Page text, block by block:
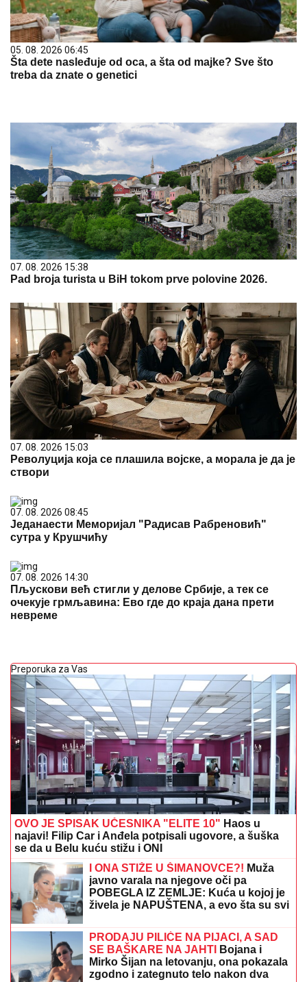
05. 08. 2026 06:45
Šta dete nasleđuje od oca, a šta od majke? Sve što
treba da znate o genetici
07. 08. 2026 15:38
Pad broja turista u BiH tokom prve polovine 2026.
07. 08. 2026 15:03
Револуција која се плашила војске, а морала је да је
створи
07. 08. 2026 08:45
Једанаести Меморијал "Радисав Рабреновић"
сутра у Крушчићу
07. 08. 2026 14:30
Пљускови већ стигли у делове Србије, а тек се
очекује грмљавина: Ево где до краја дана прети
невреме
Preporuka za Vas
OVO JE SPISAK UČESNIKA "ELITE 10" Haos u
najavi! Filip Car i Anđela potpisali ugovore, a šuška
se da u Belu kuću stižu i ONI
I ONA STIŽE U ŠIMANOVCE?! Muža
javno varala na njegove oči pa
POBEGLA IZ ZEMLJE: Kuća u kojoj je
živela je NAPUŠTENA, a evo šta su svi
PRODAJU PILIĆE NA PIJACI, A SAD
SE BAŠKARE NA JAHTI
Bojana i
Mirko Šijan na letovanju, ona pokazala
zgodno i zategnuto telo nakon dva